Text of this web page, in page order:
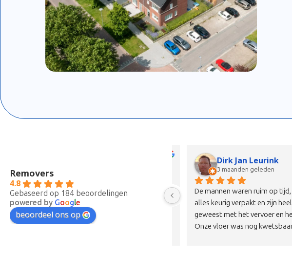
Removers
4.8
Gebaseerd op 184 beoordelingen
powered by Google
beoordeel ons op
Vandaag verhuisd met dit bedrijf en echt
een top ervaring. Ze kwamen met z’n
drieën precies op de afgesproken tijd en
werkten snel en professioneel. Geen
pek Snek
4 maanden geleden
Ik wil bij deze Khalil en Fahrad
bedanken dat zij mijn spullen
verhuisd!Professionele verhuizers,
punctueel, niet gehaast, zeer